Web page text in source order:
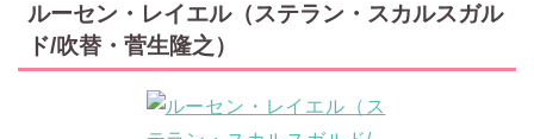
ルーセン・レイエル（ステラン・スカルスガル
ド/吹替・菅生隆之）